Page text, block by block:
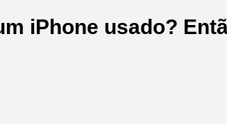
iPhone usado?